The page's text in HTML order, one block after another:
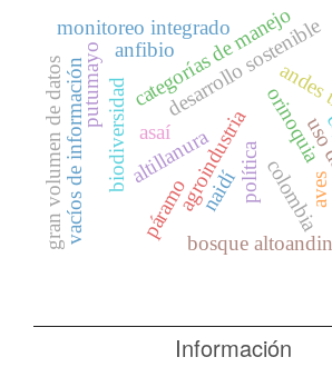
política
altillanura colombia
agroindustria
desarrollo sostenible
orinoquia
biodiversidad
categorías de manejo
bosque
monitoreo integrado
páramo
asaí
naidí
putumayo
vacíos de información
gran volumen de datos
anfibio
aves
Información